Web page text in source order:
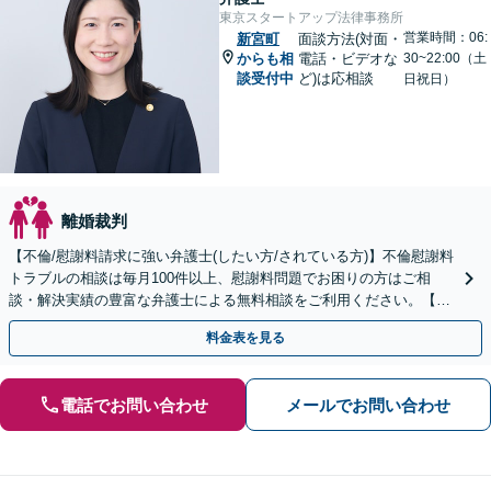
東京スタートアップ法律事務所
新宮町
からも相
談受付中
面談方法(対面・
電話・ビデオな
ど)は応相談
営業時間：06:
30~22:00（土
日祝日）
離婚裁判
【不倫/慰謝料請求に強い弁護士(したい方/されている方)】不倫慰謝料
トラブルの相談は毎月100件以上、慰謝料問題でお困りの方はご相
談・解決実績の豊富な弁護士による無料相談をご利用ください。【不
倫相談は初回0円】【全国対応】
料金表を見る
電話でお問い合わせ メールでお問い合わせ